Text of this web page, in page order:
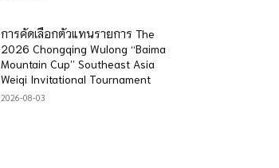
การคัดเลือกตัวแทนรายการ The
2026 Chongqing Wulong “Baima
Mountain Cup” Southeast Asia
Weiqi Invitational Tournament
2026-08-03